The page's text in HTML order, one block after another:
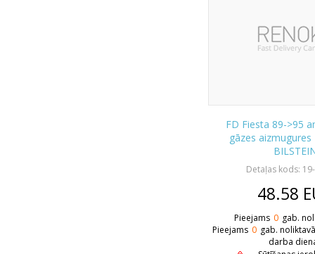
FD Fiesta 89->95
gāzes aizmugures
Detaļas kods:
48.58
Pieejams 0 gab.
Pieejams 0 gab.
darba